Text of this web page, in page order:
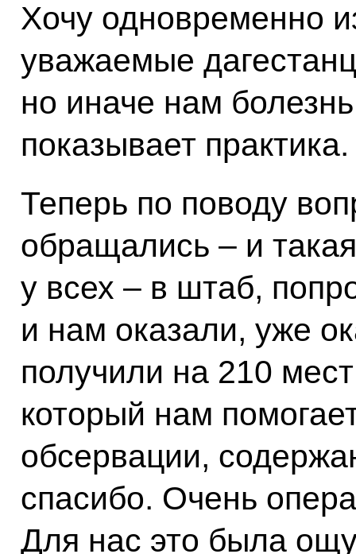
Хочу одновременно
уважаемые
но иначе нам
показывает практика.
Теперь по поводу
обращались – и
у всех – в штаб,
и нам оказали, уже
получили на 210
который нам
обсервации,
спасибо. Очень
Для нас это была